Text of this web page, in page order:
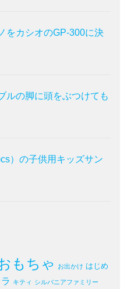
をカシオのGP-300に決
ルの脚に頭をぶつけても
）の子供用キッズサン
もちゃ お出かけ はじめ
キティ シルバニアファミリー